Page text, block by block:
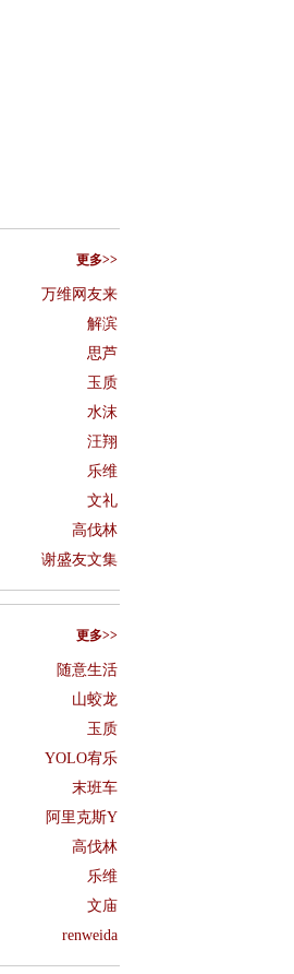
更多>>
万维网友来
解滨
思芦
玉质
水沫
汪翔
乐维
文礼
高伐林
谢盛友文集
更多>>
随意生活
山蛟龙
玉质
YOLO宥乐
末班车
阿里克斯Y
高伐林
乐维
文庙
renweida